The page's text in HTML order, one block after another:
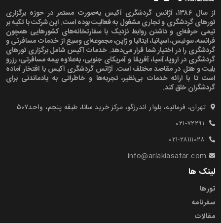
از سال ۱۳۸۶، آژانس گردشگری آکیس به‌صورت مستمر در حوزه برگزاری
تورهای گردشگری و تجاری مشغول به فعالیت بوده است. این شرکت با تکیه بر
تیمی حرفه‌ای و داشتن روابط نزدیک با سفارتخانه‌های کشورهایی همچون
فرانسه، سوئیس، اسپانیا، ایتالیا و ژاپن، مجموعه‌ای وسیع از خدمات مسافرتی و
گردشگری را در اختیار شما قرار می‌دهد. خدمات آکیس شامل برگزاری تورهای
گردشگری در اروپا، آسیا، آفریقا و آمریکای جنوبی، به‌علاوه بیمه مسافرتی، رزرو
بلیت و هتل در مقاصد مختلف است. آژانس گردشگری آکیس با افتخار آماده
است تا با ارائه خدمات بی‌نظیر، تجربه‌ها و خاطراتی به یادماندنی برای
گردشگران خلق کند.
تهران، فرمانیه، بلوار اندرزگو، مرکز خرید سانا، طبقه پنجم، واحد۵۰۷‍
۰۲۱-۷۲۲۹۱
۰۲۱-۲۸۱۱۱۰۲۸
info@ariakiasafar.com
لینک ها
تورها
سفرنامه
مقالات